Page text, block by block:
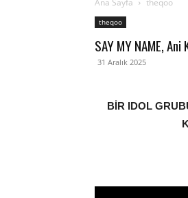
Ana Sayfa theqoo
theqoo
SAY MY NAME,
31 Aralık 2025
BİR IDOL